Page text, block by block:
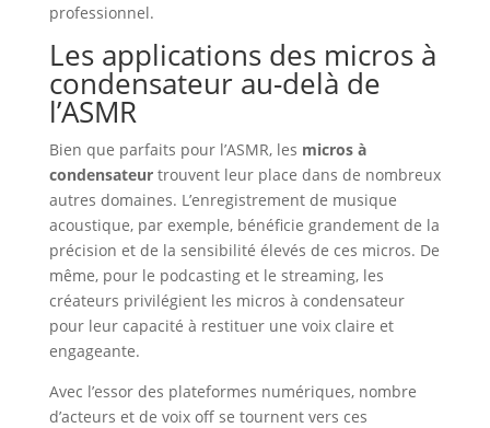
professionnel.
Les applications des micros à
condensateur au-delà de
l’ASMR
Bien que parfaits pour l’ASMR, les micros à
condensateurtrouvent leur place dans de nombreux
autres domaines. L’enregistrement de musique
acoustique, par exemple, bénéficie grandement de la
précision et de la sensibilité élevés de ces micros. De
même, pour le podcasting et le streaming, les
créateurs privilégient les micros à condensateur
pour leur capacité à restituer une voix claire et
engageante.
Avec l’essor des plateformes numériques, nombre
d’acteurs et de voix off se tournent vers ces